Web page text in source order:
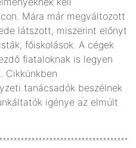
Mára már megváltozott
látszott, miszerint előnyt
főiskolások. A cégek
fiataloknak is legyen
Cikkünkben
tanácsadók beszélnek
igénye az elmúlt